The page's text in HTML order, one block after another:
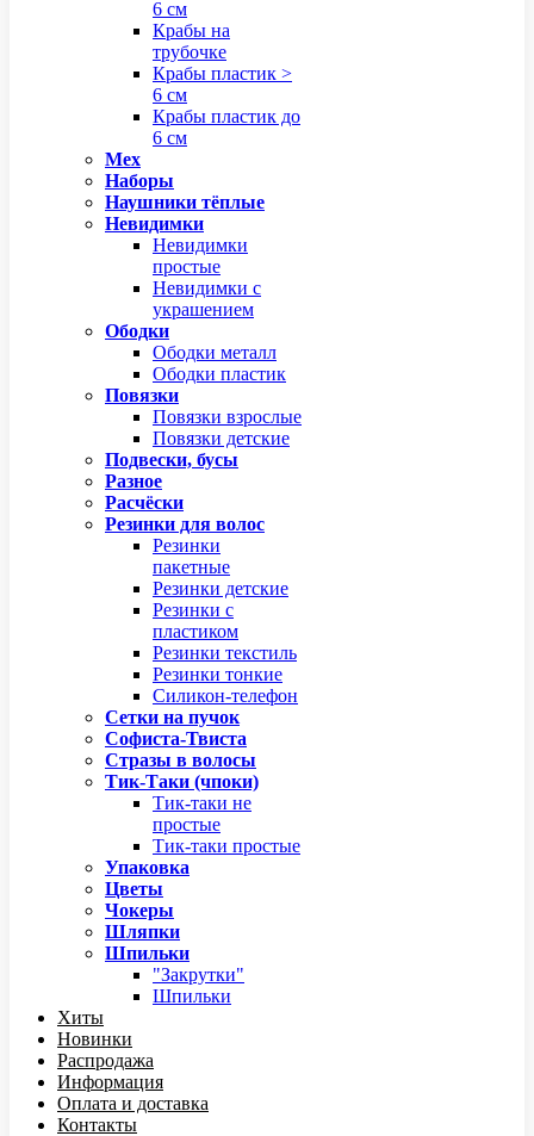
6 см
Крабы на
трубочке
Крабы пластик >
6 см
Крабы пластик до
6 см
Мех
Наборы
Наушники тёплые
Невидимки
Невидимки
простые
Невидимки с
украшением
Ободки
Ободки металл
Ободки пластик
Повязки
Повязки взрослые
Повязки детские
Подвески, бусы
Разное
Расчёски
Резинки для волос
Резинки
пакетные
Резинки детские
Резинки с
пластиком
Резинки текстиль
Резинки тонкие
Силикон-телефон
Сетки на пучок
Софиста-Твиста
Стразы в волосы
Тик-Таки (чпоки)
Тик-таки не
простые
Тик-таки простые
Упаковка
Цветы
Чокеры
Шляпки
Шпильки
"Закрутки"
Шпильки
Хиты
Новинки
Распродажа
Информация
Оплата и доставка
Контакты